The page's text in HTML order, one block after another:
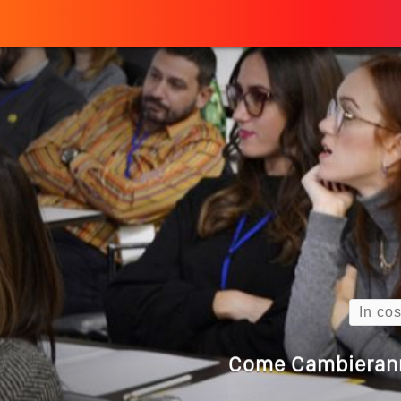
Search
ULTIMO ARTICOLO
Quando
Come
Cos’è La
Come
Quale Sarà Il Futuro Della